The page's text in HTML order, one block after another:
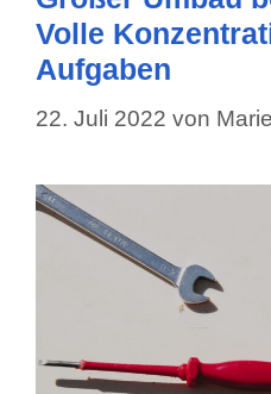
Volle
Aufgaben
22. Juli 2022 von